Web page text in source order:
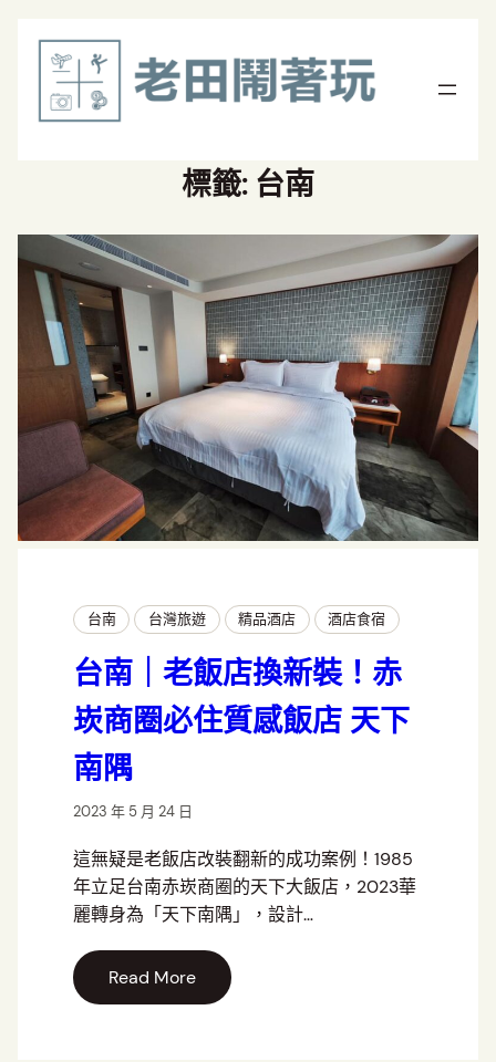
標籤: 台南
台南 台灣旅遊 精品酒店 酒店食宿
台南｜老飯店換新裝！赤
崁商圈必住質感飯店 天下
南隅
2023 年 5 月 24 日
這無疑是老飯店改裝翻新的成功案例！1985
年立足台南赤崁商圈的天下大飯店，2023華
麗轉身為「天下南隅」，設計…
Read More